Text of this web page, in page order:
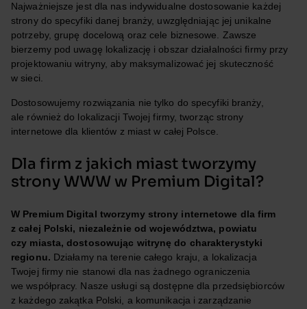
Najważniejsze jest dla nas indywidualne dostosowanie każdej
strony do specyfiki danej branży, uwzględniając jej unikalne
potrzeby, grupę docelową oraz cele biznesowe. Zawsze
bierzemy pod uwagę lokalizację i obszar działalności firmy przy
projektowaniu witryny, aby maksymalizować jej skuteczność
w sieci.
Dostosowujemy rozwiązania nie tylko do specyfiki branży,
ale również do lokalizacji Twojej firmy, tworząc strony
internetowe dla klientów z miast w całej Polsce.
Dla firm z jakich miast tworzymy
strony WWW w Premium Digital?
W Premium Digital tworzymy strony internetowe dla firm
z całej Polski, niezależnie od województwa, powiatu
czy miasta, dostosowując witrynę do charakterystyki
regionu. Działamy na terenie całego kraju, a lokalizacja
Twojej firmy nie stanowi dla nas żadnego ograniczenia
we współpracy. Nasze usługi są dostępne dla przedsiębiorców
z każdego zakątka Polski, a komunikacja i zarządzanie